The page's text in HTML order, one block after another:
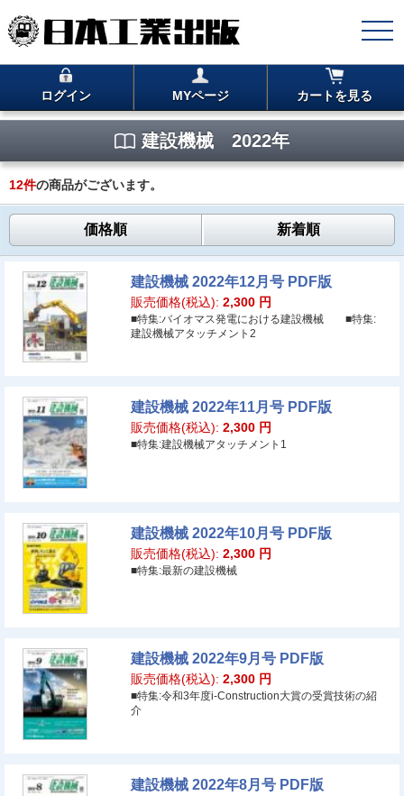
ログイン MYページ カートを見る
建設機械 2022年
12件の商品がございます。
価格順 新着順
建設機械 2022年12月号 PDF版
販売価格(税込): 2,300 円
■特集:バイオマス発電における建設機械 ■特集:
建設機械アタッチメント2
建設機械 2022年11月号 PDF版
販売価格(税込): 2,300 円
■特集:建設機械アタッチメント1
建設機械 2022年10月号 PDF版
販売価格(税込): 2,300 円
■特集:最新の建設機械
建設機械 2022年9月号 PDF版
販売価格(税込): 2,300 円
■特集:令和3年度i-Construction大賞の受賞技術の紹
介
建設機械 2022年8月号 PDF版